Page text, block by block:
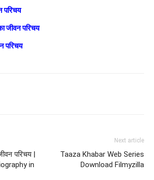
परिचय
जीवन परिचय
परिचय
परिचय |
in
Next article
Taaza Khabar Web Series
Download Filmyzilla